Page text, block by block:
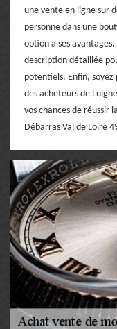
une vente en ligne sur
personne dans une
option a ses
description détaillée
potentiels. Enfin,
des acheteurs de
vos chances de réussir
Débarras Val de Loire